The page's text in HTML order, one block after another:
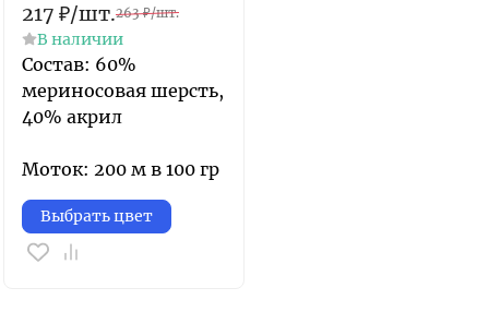
217 ₽/шт.263 ₽/шт.
В наличии
Состав: 60%
мериносовая шерсть,
40% акрил
Моток: 200 м в 100 гр
Выбрать цвет